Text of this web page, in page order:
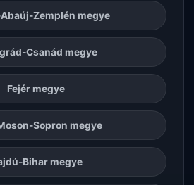
Zemplén megye
Csanád megye
Fejér megye
Sopron megye
Bihar megye